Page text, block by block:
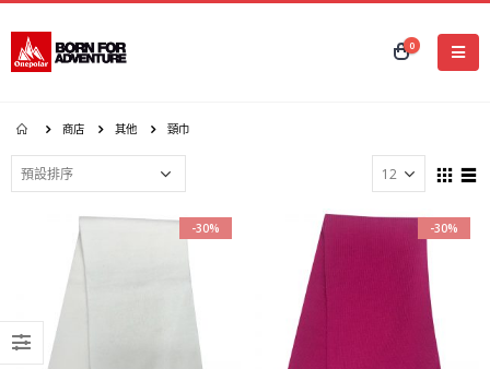
0
商店 其他 頸巾
-30% -30%